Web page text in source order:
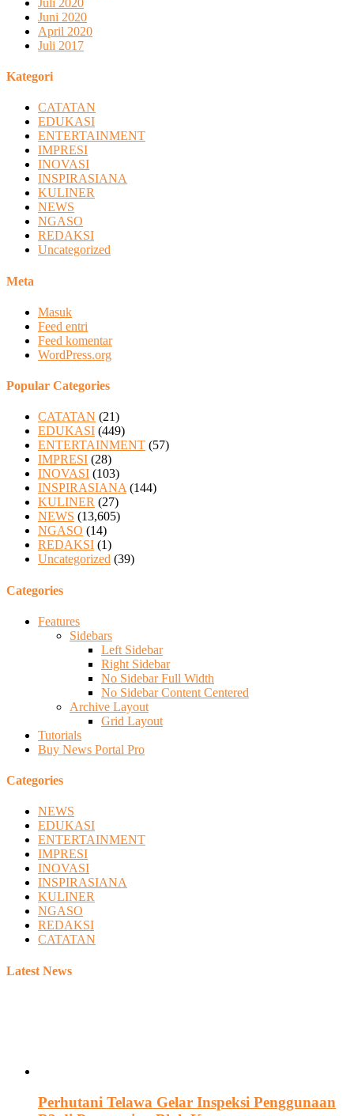
Juni 2020
April 2020
Juli 2017
Kategori
CATATAN
EDUKASI
ENTERTAINMENT
IMPRESI
INOVASI
INSPIRASIANA
KULINER
NEWS
NGASO
REDAKSI
Uncategorized
Meta
Masuk
Feed entri
Feed komentar
WordPress.org
Popular Categories
CATATAN (21)
EDUKASI (449)
ENTERTAINMENT (57)
IMPRESI (28)
INOVASI (103)
INSPIRASIANA (144)
KULINER (27)
NEWS (13,605)
NGASO (14)
REDAKSI (1)
Uncategorized (39)
Categories
Features
Sidebars
Left Sidebar
Right Sidebar
No Sidebar Full Width
No Sidebar Content Centered
Archive Layout
Grid Layout
Tutorials
Buy News Portal Pro
Categories
NEWS
EDUKASI
ENTERTAINMENT
IMPRESI
INOVASI
INSPIRASIANA
KULINER
NGASO
REDAKSI
CATATAN
Latest News
Perhutani Telawa Gelar Inspeksi Penggunaan